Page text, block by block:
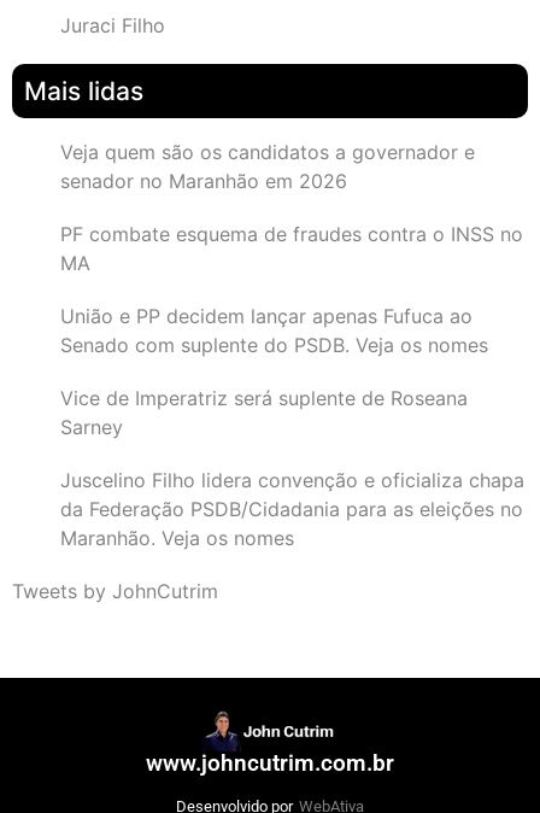
Juraci Filho
Mais lidas
Veja quem são os candidatos a governador e
senador no Maranhão em 2026
PF combate esquema de fraudes contra o INSS no
MA
União e PP decidem lançar apenas Fufuca ao
Senado com suplente do PSDB. Veja os nomes
Vice de Imperatriz será suplente de Roseana
Sarney
Juscelino Filho lidera convenção e oficializa chapa
da Federação PSDB/Cidadania para as eleições no
Maranhão. Veja os nomes
Tweets by JohnCutrim
www.johncutrim.com.br
Desenvolvido por WebAtiva